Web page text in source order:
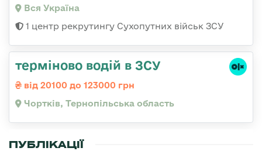
Вся Україна
1 центр рекрутингу Сухопутних військ ЗСУ
терміново водій в ЗСУ
від 20100 до 123000 грн
Чортків, Тернопільська область
ПУБЛІКАЦІЇ